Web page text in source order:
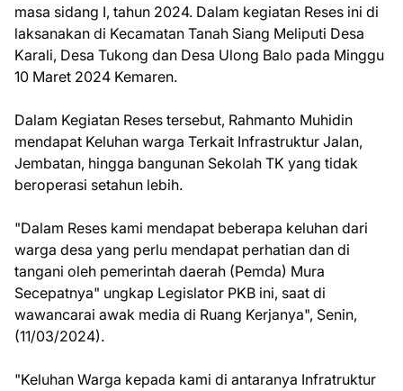
masa sidang I, tahun 2024. Dalam kegiatan Reses ini di
laksanakan di Kecamatan Tanah Siang Meliputi Desa
Karali, Desa Tukong dan Desa Ulong Balo pada Minggu
10 Maret 2024 Kemaren.
Dalam Kegiatan Reses tersebut, Rahmanto Muhidin
mendapat Keluhan warga Terkait Infrastruktur Jalan,
Jembatan, hingga bangunan Sekolah TK yang tidak
beroperasi setahun lebih.
"Dalam Reses kami mendapat beberapa keluhan dari
warga desa yang perlu mendapat perhatian dan di
tangani oleh pemerintah daerah (Pemda) Mura
Secepatnya" ungkap Legislator PKB ini, saat di
wawancarai awak media di Ruang Kerjanya", Senin,
(11/03/2024).
"Keluhan Warga kepada kami di antaranya Infratruktur